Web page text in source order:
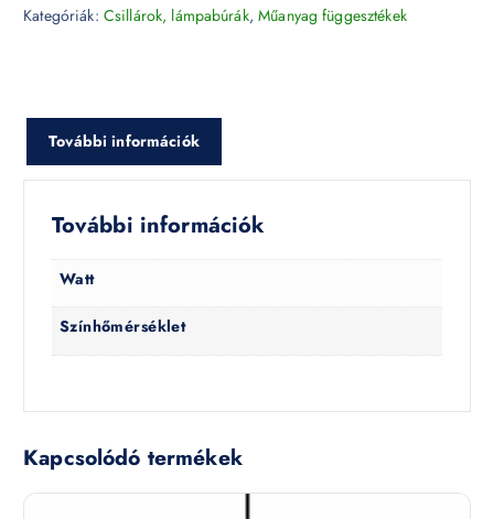
Kategóriák: Csillárok, lámpabúrák,Műanyag függesztékek
További információk
További információk
Watt
Színhőmérséklet
Kapcsolódó termékek